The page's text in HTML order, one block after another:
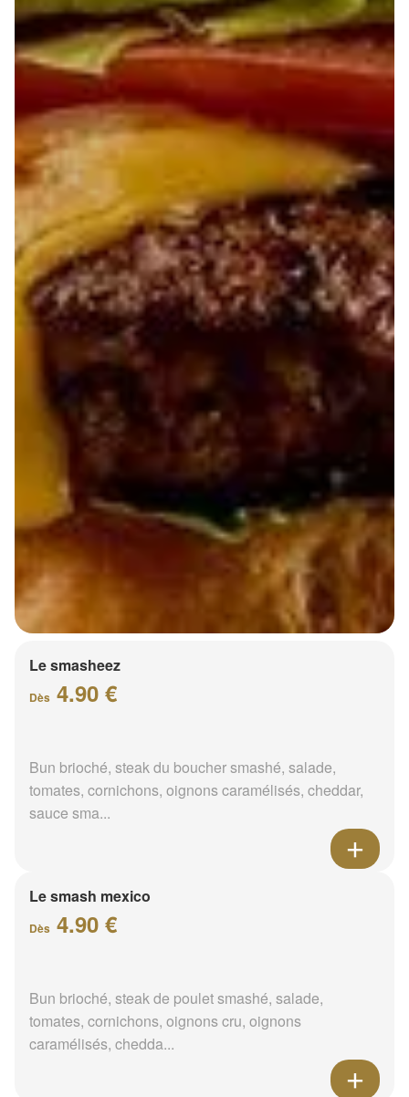
Le smasheez
Dès 4.90 €
Bun brioché, steak du boucher smashé, salade,
tomates, cornichons, oignons caramélisés, cheddar,
sauce sma...
Le smash mexico
Dès 4.90 €
Bun brioché, steak de poulet smashé, salade,
tomates, cornichons, oignons cru, oignons
caramélisés, chedda...